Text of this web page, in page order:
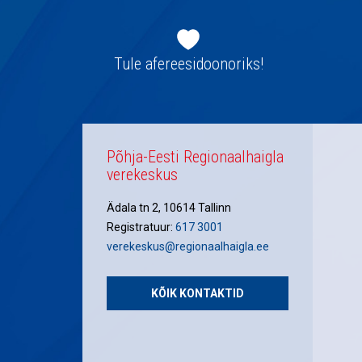
navigatsioonTule afereesidoonoriks!
Põhja-Eesti Regionaalhaigla
verekeskus
Ädala tn 2, 10614 Tallinn
Registratuur: 617 3001
verekeskus@regionaalhaigla.ee
KÕIK KONTAKTID